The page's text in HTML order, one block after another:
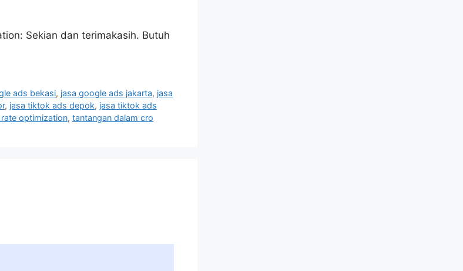
Sekian dan terimakasih. Butuh
ads bekasi, jasa google ads jakarta, jasa
, jasa tiktok ads depok, jasa tiktok ads
optimization, tantangan dalam cro